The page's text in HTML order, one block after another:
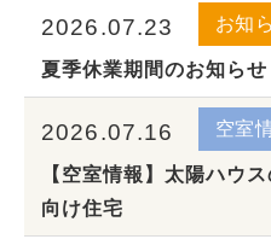
2026.07.23 お知
夏季休業期間のお知らせ
2026.07.16 空室
【空室情報】太陽ハウ
向け住宅